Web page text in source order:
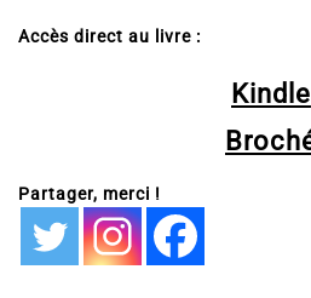
Accès direct au livre :
Kindle
Partager, merci !